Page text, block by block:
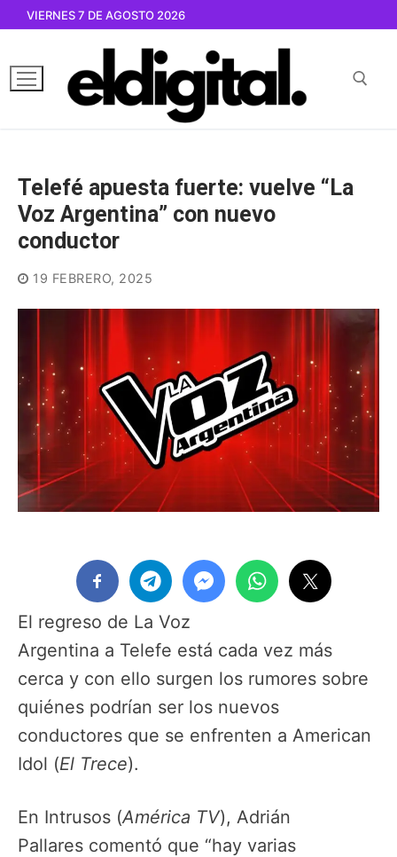
contenido
VIERNES 7 DE AGOSTO 2026
Telefé apuesta fuerte: vuelve “La
Voz Argentina” con nuevo
conductor
19 FEBRERO, 2025
El regreso de La Voz
Argentina a Telefe está cada vez más
cerca y con ello surgen los rumores sobre
quiénes podrían ser los nuevos
conductores que se enfrenten a American
Idol (El Trece).
En Intrusos (América TV), Adrián
Pallares comentó que “hay varias